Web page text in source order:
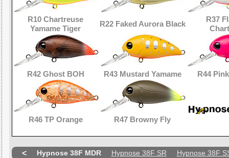
R10 Chartreuse
Yamame Tiger
R22 Faked Aurora Black
R37
R42 Ghost BOH R43 Mustard Yamame R44
R46 TP Orange R47 Browny Fly
< Hypnose 38F MDR Hypnose 38F SR Hypnose 38F